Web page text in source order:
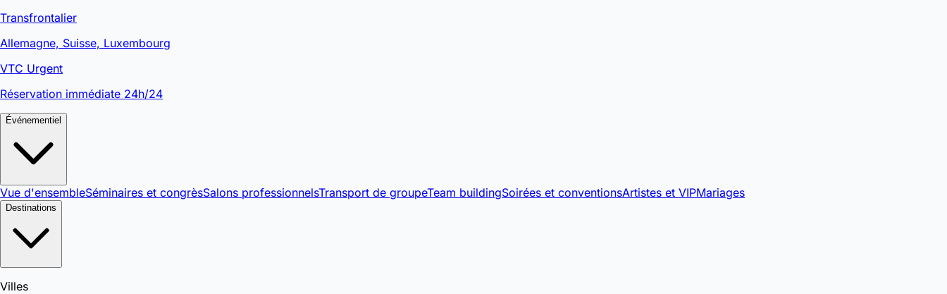
Transfrontalier
Allemagne, Suisse, Luxembourg
VTC Urgent
Réservation immédiate 24h/24
Événementiel
Vue d'ensembleSéminaires et congrèsSalons professionnelsTransport de groupeTeam buildingSoirées et conventionsArtistes et VIPMariages
Destinations
Villes